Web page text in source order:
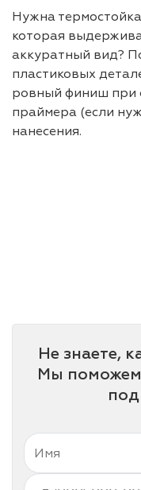
Нужна
которая
аккуратный вид?
пластиковых
ровный финиш при
праймера (если
нанесения.
Не знаете,
Мы поможем